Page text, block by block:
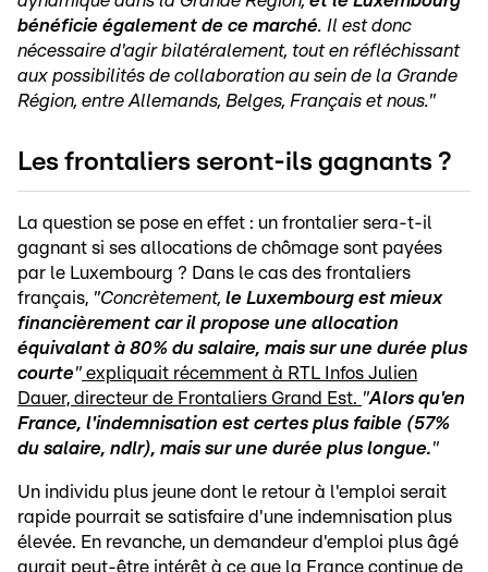
bénéficie également de ce marché. Il est donc
nécessaire d'agir bilatéralement, tout en réfléchissant
aux possibilités de collaboration au sein de la Grande
Région, entre Allemands, Belges, Français et nous."
Les frontaliers seront-ils gagnants ?
La question se pose en effet : un frontalier sera-t-il
gagnant si ses allocations de chômage sont payées
par le Luxembourg ? Dans le cas des frontaliers
français, "Concrètement, le Luxembourg est mieux
financièrement car il propose une allocation
équivalant à 80% du salaire, mais sur une durée plus
courte" expliquait récemment à RTL Infos Julien
Dauer, directeur de Frontaliers Grand Est. "Alors qu'en
France, l'indemnisation est certes plus faible (57%
du salaire, ndlr), mais sur une durée plus longue."
Un individu plus jeune dont le retour à l'emploi serait
rapide pourrait se satisfaire d'une indemnisation plus
élevée. En revanche, un demandeur d'emploi plus âgé
aurait peut-être intérêt à ce que la France continue de